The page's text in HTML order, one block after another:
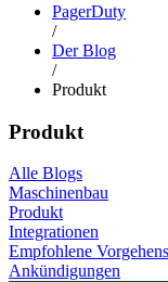
PagerDuty
/
Der Blog
/
Produkt
Produkt
Alle Blogs
Maschinenbau
Produkt
Integrationen
Empfohlene
Ankündigungen